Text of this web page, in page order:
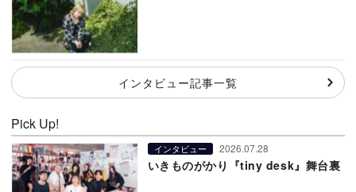
インタビュー記事一覧
Pick Up!
インタビュー 2026.07.28
いきものがかり『tiny desk』舞台裏